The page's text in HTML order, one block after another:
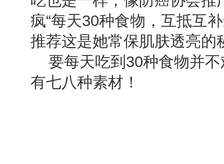
疯“每天30种食物，互抵互
推荐这是她常保肌肤透亮的
要每天吃到30种食物并不
有七八种素材！